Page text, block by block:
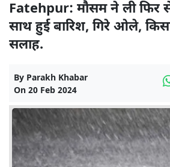
Fatehpur: मौसम ने ली
साथ हुई बारिश, गिरे ओले,
सलाह.
By Parakh Khabar
On 20 Feb 2024